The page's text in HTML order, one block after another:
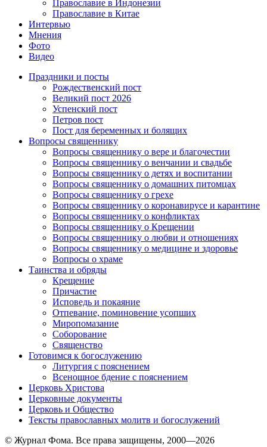
Православие в Индонезии
Православие в Китае
Интервью
Мнения
Фото
Видео
Праздники и посты
Рождественский пост
Великий пост 2026
Успенский пост
Петров пост
Пост для беременных и болящих
Вопросы священнику
Вопросы священнику о вере и благочестии
Вопросы священнику о венчании и свадьбе
Вопросы священнику о детях и воспитании
Вопросы священнику о домашних питомцах
Вопросы священнику о грехе
Вопросы священнику о коронавирусе и карантине
Вопросы священнику о конфликтах
Вопросы священнику о Крещении
Вопросы священнику о любви и отношениях
Вопросы священнику о медицине и здоровье
Вопросы о храме
Таинства и обряды
Крещение
Причастие
Исповедь и покаяние
Отпевание, поминовение усопших
Миропомазание
Соборование
Священство
Готовимся к богослужению
Литургия с пояснением
Всенощное бдение с пояснением
Церковь Христова
Церковные документы
Церковь и Общество
Тексты православных молитв и богослужений
© Журнал Фома. Все права защищены, 2000—2026